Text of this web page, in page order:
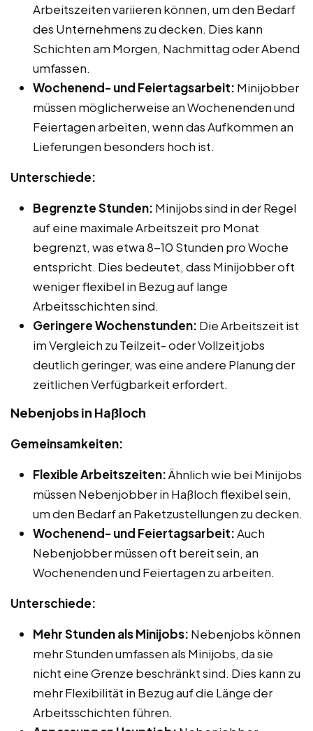
Arbeitszeiten variieren können, um den Bedarf
des Unternehmens zu decken. Dies kann
Schichten am Morgen, Nachmittag oder Abend
umfassen.
Wochenend- und Feiertagsarbeit: Minijobber
müssen möglicherweise an Wochenenden und
Feiertagen arbeiten, wenn das Aufkommen an
Lieferungen besonders hoch ist.
Unterschiede:
Begrenzte Stunden: Minijobs sind in der Regel
auf eine maximale Arbeitszeit pro Monat
begrenzt, was etwa 8-10 Stunden pro Woche
entspricht. Dies bedeutet, dass Minijobber oft
weniger flexibel in Bezug auf lange
Arbeitsschichten sind.
Geringere Wochenstunden: Die Arbeitszeit ist
im Vergleich zu Teilzeit- oder Vollzeitjobs
deutlich geringer, was eine andere Planung der
zeitlichen Verfügbarkeit erfordert.
Nebenjobs in Haßloch
Gemeinsamkeiten:
Flexible Arbeitszeiten:Ähnlich wie bei Minijobs
müssen Nebenjobber in Haßloch flexibel sein,
um den Bedarf an Paketzustellungen zu decken.
Wochenend- und Feiertagsarbeit:Auch
Nebenjobber müssen oft bereit sein, an
Wochenenden und Feiertagen zu arbeiten.
Unterschiede:
Mehr Stunden als Minijobs: Nebenjobs können
mehr Stunden umfassen als Minijobs, da sie
nicht eine Grenze beschränkt sind. Dies kann zu
mehr Flexibilität in Bezug auf die Länge der
Arbeitsschichten führen.